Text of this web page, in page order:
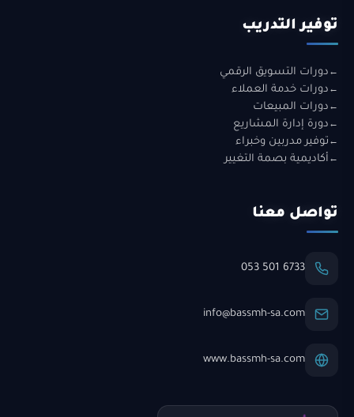
توفير التدريب
دورات التسويق الرقمي
دورات خدمة العملاء
دورات المبيعات
دورة إدارة المشاريع
توفير مدربين وخبراء
أكاديمية بصمة التغيير
تواصل معنا
053 501 6733
info@bassmh-sa.com
www.bassmh-sa.com